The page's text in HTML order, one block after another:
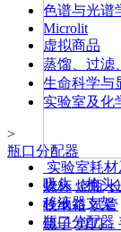
实验室耗
烧杯 烧瓶
收纳箱 试管
镊子 剪刀，
色谱与光谱
Microlit
虚拟商品
蒸馏、过滤
生命科学与
实验室及化
>
瓶口分配器
吸头（枪头
移液器支架
瓶口分配器